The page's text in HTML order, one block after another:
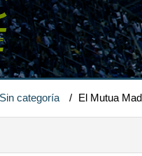
Sin categoría / El Mutua